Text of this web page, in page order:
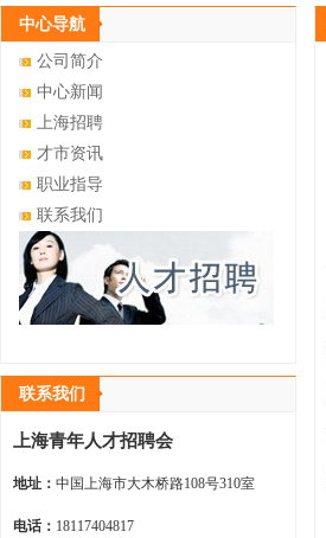
中心导航
公司简介
中心新闻
上海招聘
才市资讯
职业指导
联系我们
联系我们
上海青年人才招聘会
地址： 中国上海市大木桥路108号310室
电话： 18117404817